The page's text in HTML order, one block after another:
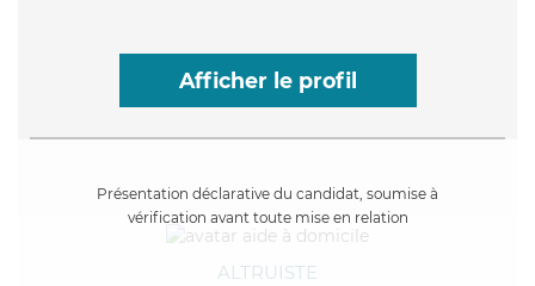
Afficher le profil
Présentation déclarative du candidat, soumise à
vérification avant toute mise en relation
ALTRUISTE